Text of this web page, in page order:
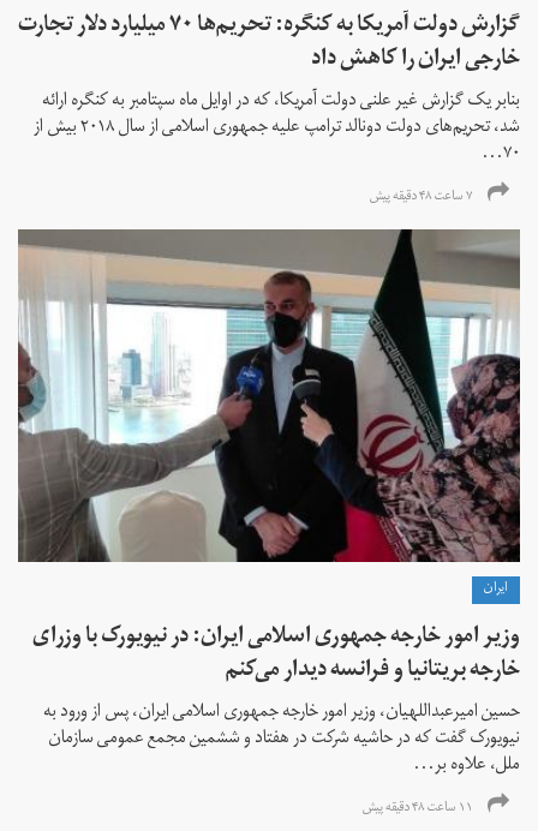
گزارش دولت آمریکا به کنگره: تحریم‌ها ۷۰ میلیارد دلار تجارت
خارجی ایران را کاهش داد
بنابر یک گزارش غیر علنی دولت آمریکا، که در اوایل ماه سپتامبر به کنگره ارائه
شد، تحریم‌های دولت دونالد ترامپ علیه جمهوری اسلامی از سال ۲۰۱۸ بیش از
۷۰...
۷ ساعت ۴۸ دقیقه پیش
ايران
وزیر امور خارجه جمهوری اسلامی ایران: در نیویورک با وزرای
خارجه بریتانیا و فرانسه دیدار می‌کنم
حسین امیرعبداللهیان، وزیر امور خارجه جمهوری اسلامی ایران، پس از ورود به
نیویورک گفت که در حاشیه شرکت در هفتاد و ششمین مجمع عمومی سازمان
ملل، علاوه بر...
۱۱ ساعت ۴۸ دقیقه پیش